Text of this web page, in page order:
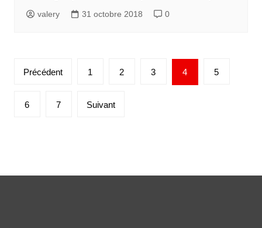
valery 31 octobre 2018 0
Précédent 1 2 3 4 5
6 7 Suivant